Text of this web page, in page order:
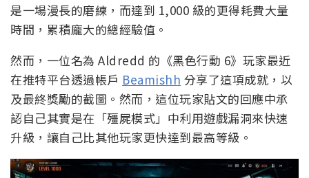
是一場漫長的磨練，而達到 1,000 級的更得耗費大量
時間，累積龐大的總經驗值。
然而，一位名為 Aldredd 的《黑色行動 6》玩家最近
在推特平台透過帳戶 Beamishh 分享了這項成就，以
及最終獎勵的截圖。然而，這位玩家貼文的回應中承
認自己其實是在「殭屍模式」中利用遊戲漏洞來快速
升級，讓自己比其他玩家更快達到最高等級。